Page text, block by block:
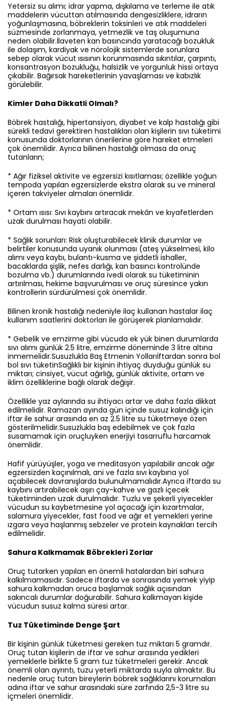
Yetersiz su alımı; idrar yapma, dışkılama ve terleme ile atık
maddelerin vücuttan atılmasında dengesizliklere, idrarın
yoğunlaşmasına, böbreklerin toksinleri ve atık maddeleri
süzmesinde zorlanmaya, yetmezlik ve taş oluşumuna
neden olabilir.İlaveten kan basıncında yaratacağı bozukluk
ile dolaşım, kardiyak ve nörolojik sistemlerde sorunlara
sebep olarak vücut ısısının korunmasında sıkıntılar, çarpıntı,
konsantrasyon bozukluğu, halsizlik ve yorgunluk hissi ortaya
çıkabilir. Bağırsak hareketlerinin yavaşlaması ve kabızlık
görülebilir.
Kimler Daha Dikkatli Olmalı?
Böbrek hastalığı, hipertansiyon, diyabet ve kalp hastalığı gibi
sürekli tedavi gerektiren hastalıkları olan kişilerin sıvı tüketimi
konusunda doktorlarının önerilerine göre hareket etmeleri
çok önemlidir. Ayrıca bilinen hastalığı olmasa da oruç
tutanların;
* Ağır fiziksel aktivite ve egzersizi kısıtlaması; özellikle yoğun
tempoda yapılan egzersizlerde ekstra olarak su ve mineral
içeren takviyeler almaları önemlidir.
* Ortam ısısı: Sıvı kaybını artıracak mekân ve kıyafetlerden
uzak durulması hayati olabilir.
* Sağlık sorunları: Risk oluşturabilecek klinik durumlar ve
belirtiler konusunda uyanık olunması (ateş yükselmesi, kilo
alımı veya kaybı, bulantı-kusma ve şiddetli ishaller,
bacaklarda şişlik, nefes darlığı, kan basıncı kontrolünde
bozulma vb.) durumlarında ivedi olarak su tüketiminin
artırılması, hekime başvurulması ve oruç süresince yakın
kontrollerin sürdürülmesi çok önemlidir.
Bilinen kronik hastalığı nedeniyle ilaç kullanan hastalar ilaç
kullanım saatlerini doktorları ile görüşerek planlamalıdır.
* Gebelik ve emzirme gibi vücuda ek yük binen durumlarda
sıvı alımı günlük 2.5 litre, emzirme döneminde 3 litre altına
inmemelidir.Susuzlukla Baş Etmenin Yollarıİftardan sonra bol
bol sıvı tüketinSağlıklı bir kişinin ihtiyaç duyduğu günlük su
miktarı; cinsiyet, vücut ağırlığı, günlük aktivite, ortam ve
iklim özelliklerine bağlı olarak değişir.
Özellikle yaz aylarında su ihtiyacı artar ve daha fazla dikkat
edilmelidir. Ramazan ayında gün içinde susuz kalındığı için
iftar ile sahur arasında en az 2.5 litre su tüketmeye özen
gösterilmelidir.Susuzlukla baş edebilmek ve çok fazla
susamamak için oruçluyken enerjiyi tasarruflu harcamak
önemlidir.
Hafif yürüyüşler, yoga ve meditasyon yapılabilir ancak ağır
egzersizden kaçınılmalı, ani ve fazla sıvı kaybına yol
açabilecek davranışlarda bulunulmamalıdır.Ayrıca iftarda su
kaybını artırabilecek aşırı çay-kahve ve gazlı içecek
tüketiminden uzak durulmalıdır. Tuzlu ve şekerli yiyecekler
vücudun su kaybetmesine yol açacağı için kızartmalar,
salamura yiyecekler, fast food ve ağır et yemekleri yerine
ızgara veya haşlanmış sebzeler ve protein kaynakları tercih
edilmelidir.
Sahura Kalkmamak Böbrekleri Zorlar
Oruç tutarken yapılan en önemli hatalardan biri sahura
kalkılmamasıdır. Sadece iftarda ve sonrasında yemek yiyip
sahura kalkmadan oruca başlamak sağlık açısından
sakıncalı durumlar doğurabilir. Sahura kalkmayan kişide
vücudun susuz kalma süresi artar.
Tuz Tüketiminde Denge Şart
Bir kişinin günlük tüketmesi gereken tuz miktarı 5 gramdır.
Oruç tutan kişilerin de iftar ve sahur arasında yedikleri
yemeklerle birlikte 5 gram tuz tüketmeleri gerekir. Ancak
önemli olan ayrıntı, tuzu yeterli miktarda suyla almaktır. Bu
nedenle oruç tutan bireylerin böbrek sağlıklarını korumaları
adına iftar ve sahur arasındaki süre zarfında 2,5-3 litre su
içmeleri önemlidir.